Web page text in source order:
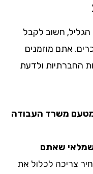
חשוב לקבל
מוזמנים
ולדעת
משרד העבודה
שאתם
לכלול את